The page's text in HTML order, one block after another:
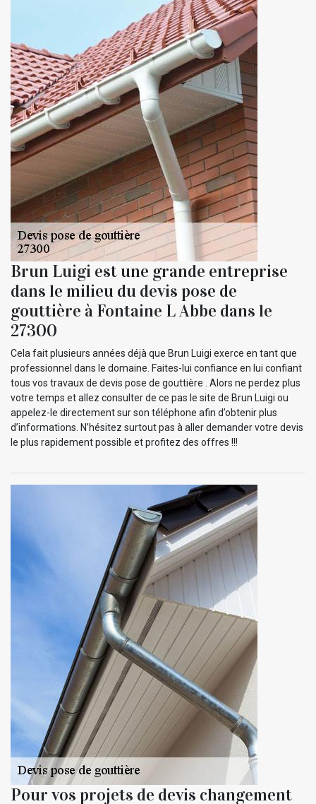
Brun Luigi est une grande entreprise
dans le milieu du devis pose de
gouttière à Fontaine L Abbe dans le
27300
Cela fait plusieurs années déjà que Brun Luigi exerce en tant que
professionnel dans le domaine. Faites-lui confiance en lui confiant
tous vos travaux de devis pose de gouttière . Alors ne perdez plus
votre temps et allez consulter de ce pas le site de Brun Luigi ou
appelez-le directement sur son téléphone afin d’obtenir plus
d’informations. N’hésitez surtout pas à aller demander votre devis
le plus rapidement possible et profitez des offres !!!
Pour vos projets de devis changement